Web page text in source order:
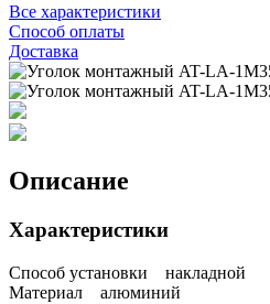
Все характеристики
Способ оплаты
Доставка
Описание
Характеристики
Способ установки накладной
Материал алюминий